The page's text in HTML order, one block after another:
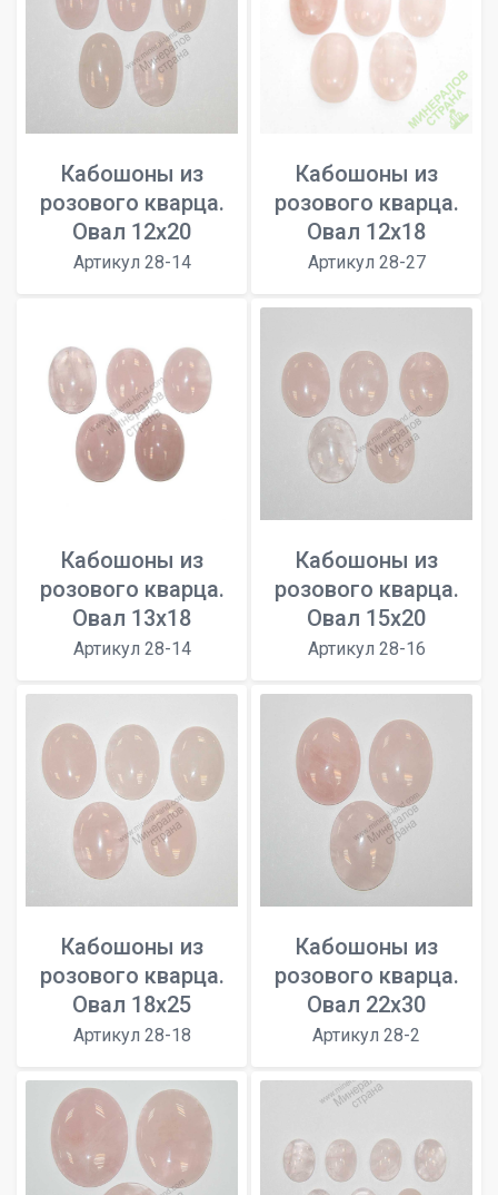
Кабошоны из
розового кварца.
Овал 12x20
Артикул 28-14
Кабошоны из
розового кварца.
Овал 12х18
Артикул 28-27
Кабошоны из
розового кварца.
Овал 13x18
Артикул 28-14
Кабошоны из
розового кварца.
Овал 15x20
Артикул 28-16
Кабошоны из
розового кварца.
Овал 18x25
Артикул 28-18
Кабошоны из
розового кварца.
Овал 22х30
Артикул 28-2